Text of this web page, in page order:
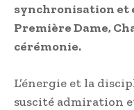
synchronisation et
Première Dame,
cérémonie.
L’énergie et la
suscité admiration